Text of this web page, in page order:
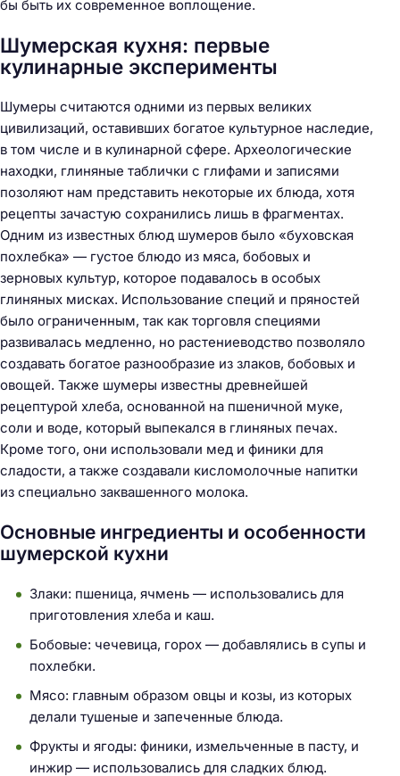
бы быть их современное воплощение.
Шумерская кухня: первые
кулинарные эксперименты
Шумеры считаются одними из первых великих
цивилизаций, оставивших богатое культурное наследие,
в том числе и в кулинарной сфере. Археологические
находки, глиняные таблички с глифами и записями
позоляют нам представить некоторые их блюда, хотя
рецепты зачастую сохранились лишь в фрагментах.
Одним из известных блюд шумеров было «буховская
похлебка» — густое блюдо из мяса, бобовых и
зерновых культур, которое подавалось в особых
глиняных мисках. Использование специй и пряностей
было ограниченным, так как торговля специями
развивалась медленно, но растениеводство позволяло
создавать богатое разнообразие из злаков, бобовых и
овощей. Также шумеры известны древнейшей
рецептурой хлеба, основанной на пшеничной муке,
соли и воде, который выпекался в глиняных печах.
Кроме того, они использовали мед и финики для
сладости, а также создавали кисломолочные напитки
из специально заквашенного молока.
Основные ингредиенты и особенности
шумерской кухни
Злаки: пшеница, ячмень — использовались для
приготовления хлеба и каш.
Бобовые: чечевица, горох — добавлялись в супы и
похлебки.
Мясо: главным образом овцы и козы, из которых
делали тушеные и запеченные блюда.
Фрукты и ягоды: финики, измельченные в пасту, и
инжир — использовались для сладких блюд.